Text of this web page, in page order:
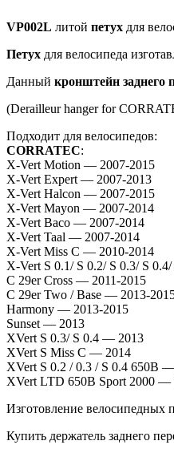
VP002L литой петух для
Петух для велосипеда
Данный кронштейн заднего
(Derailleur hanger for
Подходит для велосипедов:
CORRATEC:
X-Vert Motion — 2007-2015
X-Vert Expert — 2007-2013
X-Vert Halcon — 2007-2015
X-Vert Mayon — 2007-2014
X-Vert Baco — 2007-2014
X-Vert Taal — 2007-2014
X-Vert Miss C — 2010-2014
X-Vert S 0.1/ S 0.2/ S 0.3/ S
C 29er Cross — 2011-2015
C 29er Two / Base — 2013-
Harmony — 2013-2015
Sunset — 2013
XVert S 0.3/ S 0.4 — 2013
XVert S Miss C — 2014
XVert S 0.2 / 0.3 / S 0.4 650B
XVert LTD 650B Sport 2000 —
Изготовление велосипедных
Купить держатель заднего